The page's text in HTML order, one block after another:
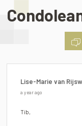
Lise-Marie van
a year ago
Tib,